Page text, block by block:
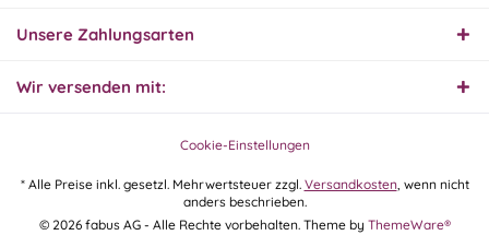
Unsere Zahlungsarten
Wir versenden mit:
Cookie-Einstellungen
* Alle Preise inkl. gesetzl. Mehrwertsteuer zzgl. Versandkosten, wenn nicht
anders beschrieben.
© 2026 fabus AG - Alle Rechte vorbehalten. Theme by ThemeWare®